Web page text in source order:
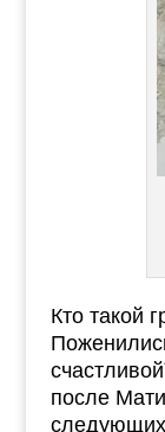
Кто такой
после